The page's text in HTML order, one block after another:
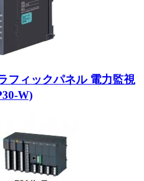
フィックパネル 電力監視
W)